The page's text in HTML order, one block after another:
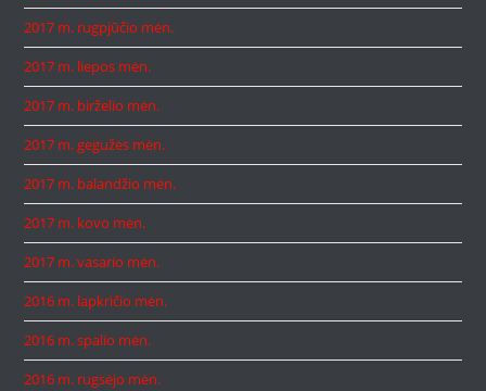
2017 m. rugpjūčio mėn.
2017 m. liepos mėn.
2017 m. birželio mėn.
2017 m. gegužės mėn.
2017 m. balandžio mėn.
2017 m. kovo mėn.
2017 m. vasario mėn.
2016 m. lapkričio mėn.
2016 m. spalio mėn.
2016 m. rugsėjo mėn.